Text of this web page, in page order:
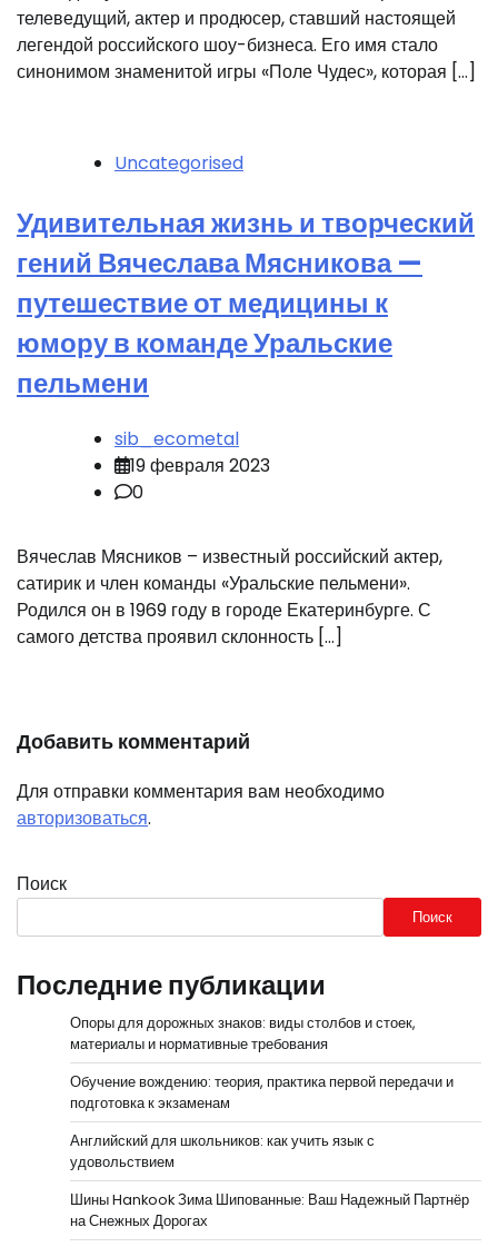
телеведущий, актер и продюсер, ставший настоящей
легендой российского шоу-бизнеса. Его имя стало
синонимом знаменитой игры «Поле Чудес», которая […]
Uncategorised
Удивительная жизнь и творческий
гений Вячеслава Мясникова —
путешествие от медицины к
юмору в команде Уральские
пельмени
sib_ecometal
19 февраля 2023
0
Вячеслав Мясников – известный российский актер,
сатирик и член команды «Уральские пельмени».
Родился он в 1969 году в городе Екатеринбурге. С
самого детства проявил склонность […]
Добавить комментарий
Для отправки комментария вам необходимо
авторизоваться.
Поиск
Поиск
Последние публикации
Опоры для дорожных знаков: виды столбов и стоек,
материалы и нормативные требования
Обучение вождению: теория, практика первой передачи и
подготовка к экзаменам
Английский для школьников: как учить язык с
удовольствием
Шины Hankook Зима Шипованные: Ваш Надежный Партнёр
на Снежных Дорогах